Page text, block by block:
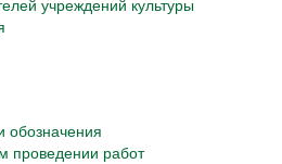
учреждений культуры
проведении работ